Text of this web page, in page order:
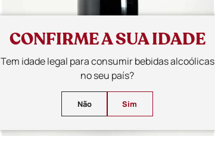
CONFIRME A SUA IDADE
Tem idade legal para consumir bebidas alcoólicas
no seu país?
Não Sim